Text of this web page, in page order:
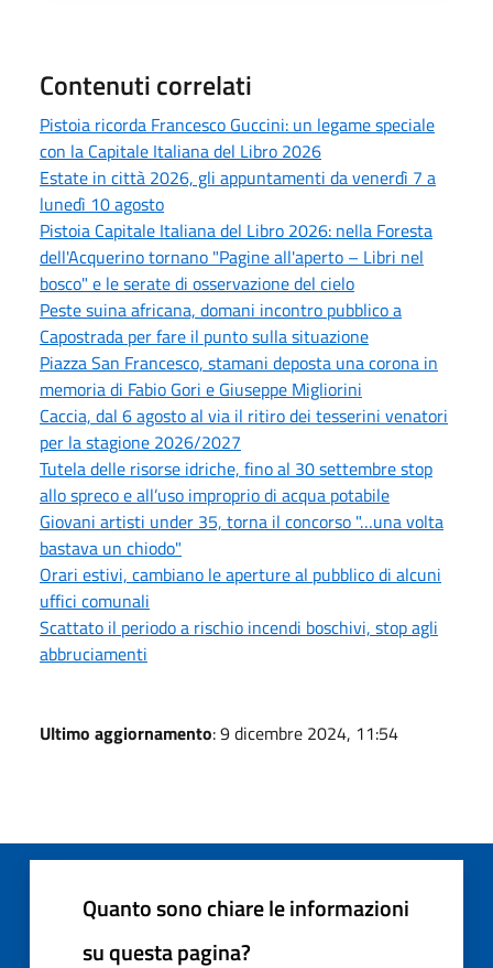
Contenuti correlati
Pistoia ricorda Francesco Guccini: un legame speciale
con la Capitale Italiana del Libro 2026
Estate in città 2026, gli appuntamenti da venerdì 7 a
lunedì 10 agosto
Pistoia Capitale Italiana del Libro 2026: nella Foresta
dell'Acquerino tornano "Pagine all'aperto – Libri nel
bosco" e le serate di osservazione del cielo
Peste suina africana, domani incontro pubblico a
Capostrada per fare il punto sulla situazione
Piazza San Francesco, stamani deposta una corona in
memoria di Fabio Gori e Giuseppe Migliorini
Caccia, dal 6 agosto al via il ritiro dei tesserini venatori
per la stagione 2026/2027
Tutela delle risorse idriche, fino al 30 settembre stop
allo spreco e all’uso improprio di acqua potabile
Giovani artisti under 35, torna il concorso "…una volta
bastava un chiodo"
Orari estivi, cambiano le aperture al pubblico di alcuni
uffici comunali
Scattato il periodo a rischio incendi boschivi, stop agli
abbruciamenti
Ultimo aggiornamento: 9 dicembre 2024, 11:54
Quanto sono chiare le informazioni
su questa pagina?